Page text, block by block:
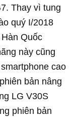
Thay vì tung
quý I/2018
Quốc
này cũng
cao
bản nâng
LG V30S
phiên bản